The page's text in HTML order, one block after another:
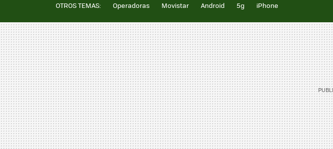
OTROS TEMAS: Operadoras Movistar Android 5g iPhone